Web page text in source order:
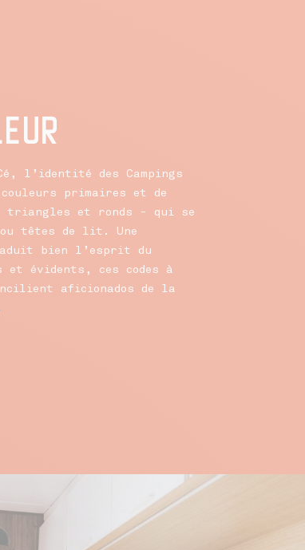
l’identité des Campings
primaires et de
- triangles et ronds - qui se
ou têtes de lit. Une
bien l’esprit du
et évidents, ces codes à
aficionados de la